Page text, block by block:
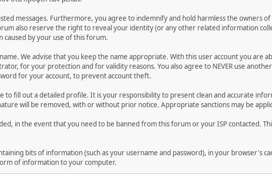
messages. Furthermore, you agree to indemnify and hold harmless the owners
also reserve the right to reveal your identity (or any other related information
caused by your use of this forum.
We advise that you keep the name appropriate. With this user account you are
for your protection and for validity reasons. You also agree to NEVER use
for your account, to prevent account theft.
to fill out a detailed profile. It is your responsibility to present clean and accurate
will be removed, with or without prior notice. Appropriate sanctions may be
in the event that you need to be banned from this forum or your ISP contacted.
bits of information (such as your username and password), in your browser's
of information to your computer.